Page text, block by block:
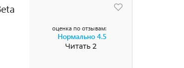
оценка по отзывам:
Нормально 4.5
Читать 2